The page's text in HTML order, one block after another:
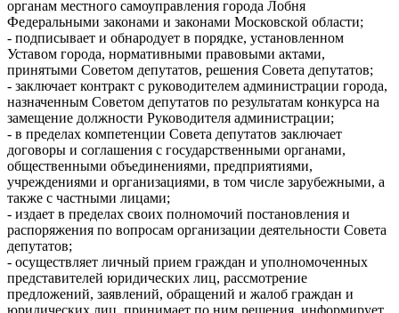
органам местного самоуправления города Лобня
Федеральными законами и законами Московской области;
- подписывает и обнародует в порядке, установленном
Уставом города, нормативными правовыми актами,
принятыми Советом депутатов, решения Совета депутатов;
- заключает контракт с руководителем администрации города,
назначенным Советом депутатов по результатам конкурса на
замещение должности Руководителя администрации;
- в пределах компетенции Совета депутатов заключает
договоры и соглашения с государственными органами,
общественными объединениями, предприятиями,
учреждениями и организациями, в том числе зарубежными, а
также с частными лицами;
- издает в пределах своих полномочий постановления и
распоряжения по вопросам организации деятельности Совета
депутатов;
- осуществляет личный прием граждан и уполномоченных
представителей юридических лиц, рассмотрение
предложений, заявлений, обращений и жалоб граждан и
юридических лиц, принимает по ним решения, информирует